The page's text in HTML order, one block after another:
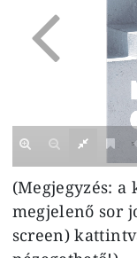
(Megjegyzés:
megjelenő sor
screen)